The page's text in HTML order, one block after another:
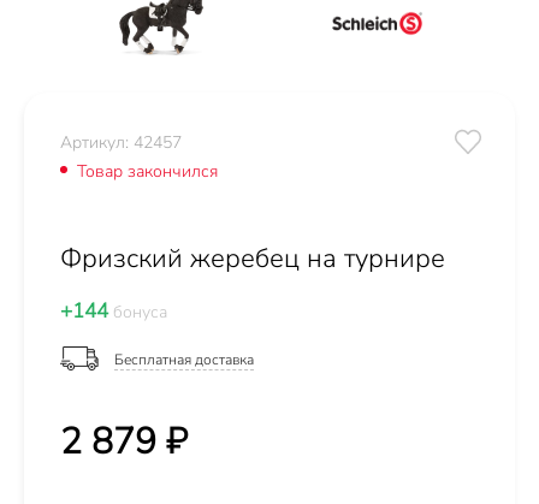
Артикул: 42457
Товар закончился
Фризский жеребец на турнире
+144бонуса
Бесплатная доставка
2 879 ₽